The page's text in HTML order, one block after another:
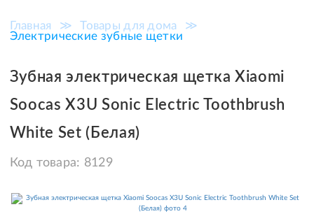
Главная ≫ Товары для дома
≫
Электрические зубные щетки
Зубная электрическая щетка Xiaomi
Soocas X3U Sonic Electric Toothbrush
White Set (Белая)
Код товара: 8129